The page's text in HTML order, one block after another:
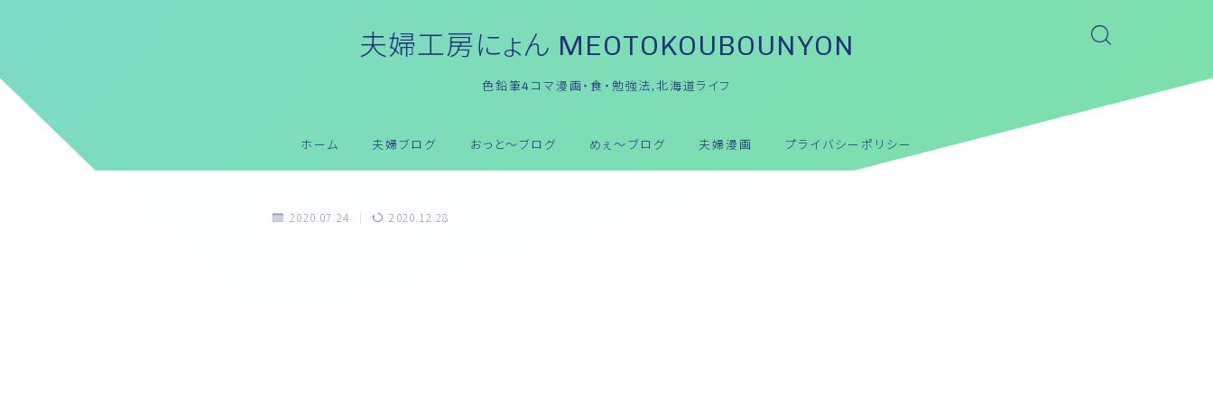
夫婦工房にょん MEOTOKOUBOUNYON
色鉛筆4コマ漫画・食・勉強法,北海道ライフ
ホーム 夫婦ブログ おっと～ブログ めぇ～ブログ 夫婦漫画 プライバシーポリシー
2020.07.24 2020.12.28